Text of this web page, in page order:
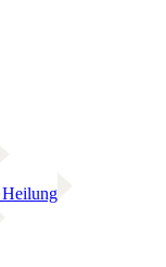
Heilung